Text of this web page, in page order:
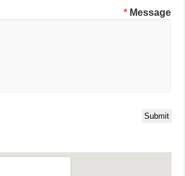
Message
*
Submit